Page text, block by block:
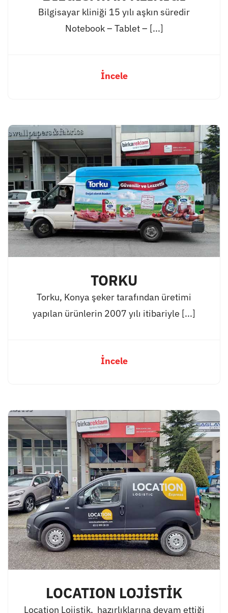
Bilgisayar kliniği 15 yılı aşkın süredir
Notebook – Tablet – [...]
İncele
TORKU
Torku, Konya şeker tarafından üretimi
yapılan ürünlerin 2007 yılı itibariyle [...]
İncele
LOCATION LOJİSTİK
Location Lojistik, hazırlıklarına devam ettiği